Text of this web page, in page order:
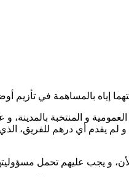
بالمساهمة في تأزيم
و المنتخبة بالمدينة،
و لم يقدم أي درهم
و يجب عليهم تحمل